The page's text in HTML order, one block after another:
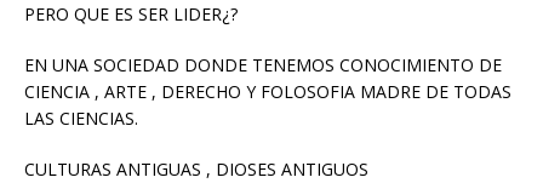
PERO QUE ES SER LIDER¿?
EN UNA SOCIEDAD DONDE TENEMOS CONOCIMIENTO DE
CIENCIA , ARTE , DERECHO Y FOLOSOFIA MADRE DE TODAS
LAS CIENCIAS.
CULTURAS ANTIGUAS , DIOSES ANTIGUOS